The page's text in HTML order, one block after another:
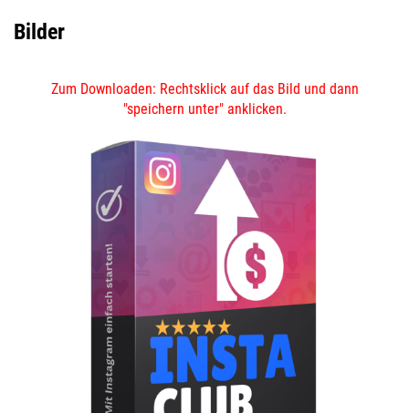
DEIN AFFILIATE LINK
AFFILIATE LINK
Bilder
Zum Downloaden: Rechtsklick auf das Bild und dann
"speichern unter" anklicken.